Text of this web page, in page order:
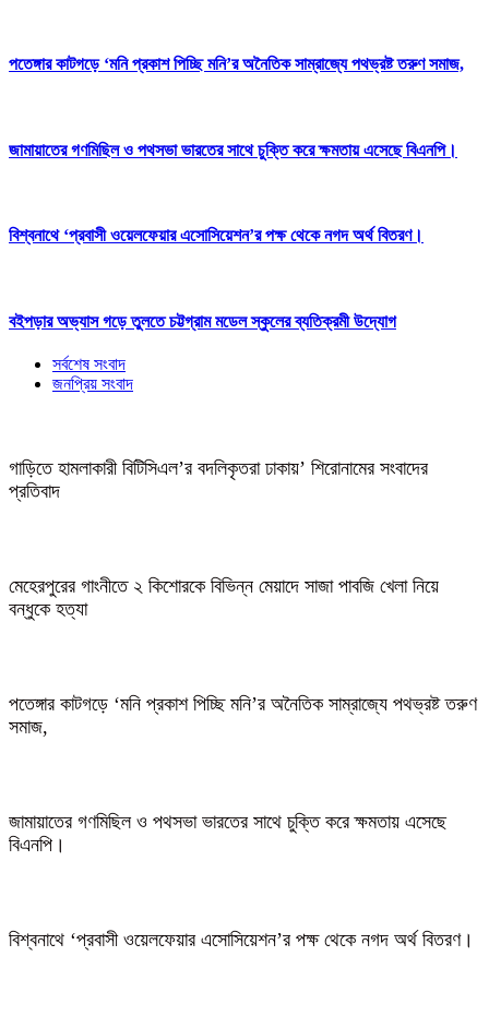
পতেঙ্গার কাটগড়ে ‘মনি প্রকাশ পিচ্ছি মনি’র অনৈতিক সাম্রাজ্যে পথভ্রষ্ট তরুণ সমাজ,
জামায়াতের গণমিছিল ও পথসভা ভারতের সাথে চুক্তি করে ক্ষমতায় এসেছে বিএনপি।
বিশ্বনাথে ‘প্রবাসী ওয়েলফেয়ার এসোসিয়েশন’র পক্ষ থেকে নগদ অর্থ বিতরণ।
বইপড়ার অভ্যাস গড়ে তুলতে চট্টগ্রাম মডেল স্কুলের ব্যতিক্রমী উদ্যোগ
সর্বশেষ সংবাদ
জনপ্রিয় সংবাদ
গাড়িতে হামলাকারী বিটিসিএল’র বদলিকৃতরা ঢাকায়’ শিরোনামের সংবাদের
প্রতিবাদ
মেহেরপুরের গাংনীতে ২ কিশোরকে বিভিন্ন মেয়াদে সাজা পাবজি খেলা নিয়ে
বন্ধুকে হত্যা
পতেঙ্গার কাটগড়ে ‘মনি প্রকাশ পিচ্ছি মনি’র অনৈতিক সাম্রাজ্যে পথভ্রষ্ট তরুণ
সমাজ,
জামায়াতের গণমিছিল ও পথসভা ভারতের সাথে চুক্তি করে ক্ষমতায় এসেছে
বিএনপি।
বিশ্বনাথে ‘প্রবাসী ওয়েলফেয়ার এসোসিয়েশন’র পক্ষ থেকে নগদ অর্থ বিতরণ।